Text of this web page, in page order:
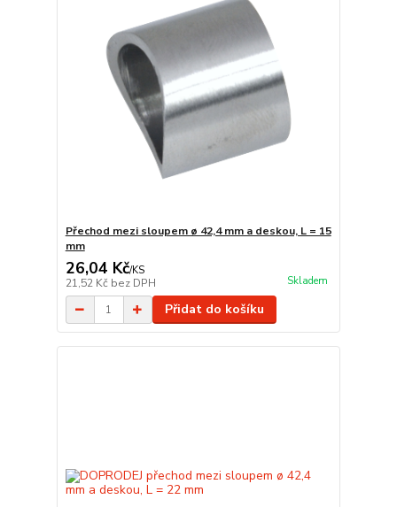
Přechod mezi sloupem ø 42,4 mm a deskou, L = 15
mm
26,04 Kč/KS
21,52 Kč bez DPH Skladem
Přidat do košíku